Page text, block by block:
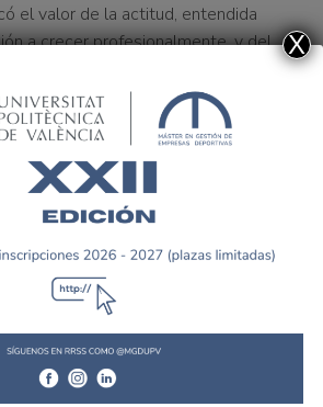
el valor de la actitud, entendida
a crecer profesionalmente, y del
sobre este último la
un perfecto ejemplo.
se impulsa el intercambio de
miembros. Una motivación
con la cita que ella escogió para
UPV agradece a su partner el
y, en especial, a María Ángeles
a colaborar en este reciente
Cantera Deportiva”. Sí no pudiste
X